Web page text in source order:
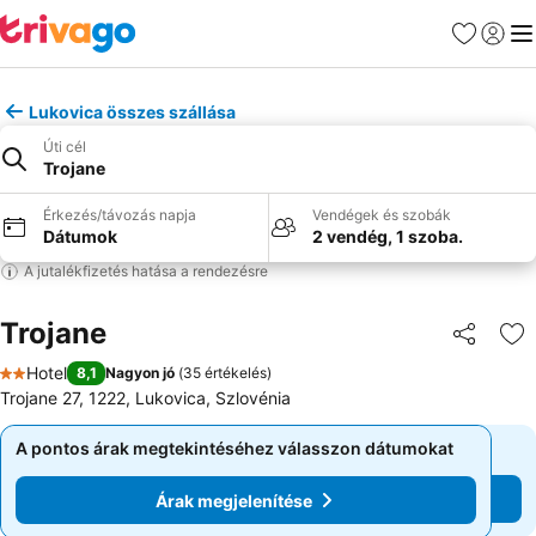
Kedvencek
Lukovica összes szállása
Úti cél
Trojane
Érkezés/távozás napja
Dátumok
Vendégek és szobák
2 vendég, 1 szoba.
A jutalékfizetés hatása a rendezésre
Trojane
2 Kategória
Hotel 8,1 Nagyon jó (35 értékelés)
Trojane 27, 1222, Lukovica, Szlovénia
A pontos árak megtekintéséhez válasszon dátumokat
Árak megjelenítése
A pontos árak megtekintéséhez válasszon dátumokat
Árak megjelenítése